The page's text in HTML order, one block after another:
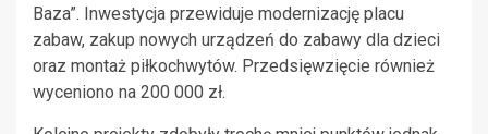
Baza”. Inwestycja przewiduje modernizację placu
zabaw, zakup nowych urządzeń do zabawy dla dzieci
oraz montaż piłkochwytów. Przedsięwzięcie również
wyceniono na 200 000 zł.